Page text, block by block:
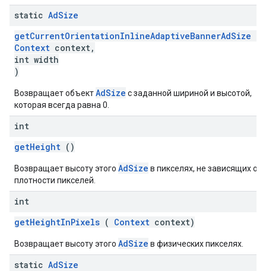
static AdSize
getCurrentOrientationInlineAdaptiveBannerAdSize
Context context,
int width
)
Возвращает объектAdSize с заданной шириной и высотой,
которая всегда равна 0.
int
getHeight ()
Возвращает высоту этого AdSize в пикселях, не зависящих от
плотности пикселей.
int
getHeightInPixels ( Context context)
Возвращает высоту этого AdSize в физических пикселях.
static AdSize